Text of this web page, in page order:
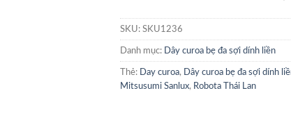
SKU: SKU1236
Danh mục: Dây curoa bẹ đa sợi dính liền
Thẻ: Day curoa, Dây curoa bẹ đa sợi dính
Mitsusumi Sanlux, Robota Thái Lan